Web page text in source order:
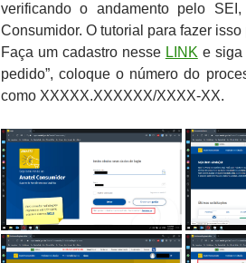
verificando o andamento pelo SEI,
Consumidor. O tutorial para fazer
Faça um cadastro nesse LINK e siga
pedido”, coloque o número do
como XXXXX.XXXXXX/XXXX-XX.